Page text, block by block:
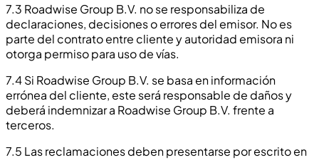
7.3 Roadwise Group B.V. no se responsabiliza de
declaraciones, decisiones o errores del emisor. No es
parte del contrato entre cliente y autoridad emisora ni
otorga permiso para uso de vías.
7.4 Si Roadwise Group B.V. se basa en información
errónea del cliente, este será responsable de daños y
deberá indemnizar a Roadwise Group B.V. frente a
terceros.
7.5 Las reclamaciones deben presentarse por escrito en